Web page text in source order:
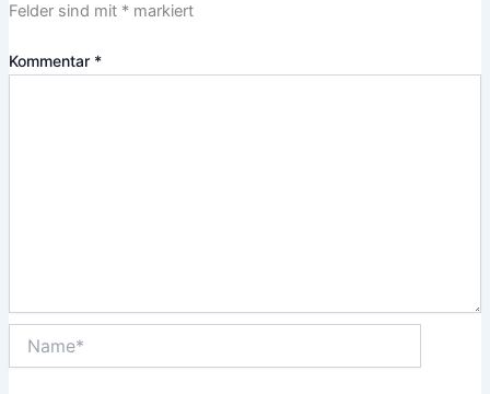
Felder sind mit *markiert
Kommentar *